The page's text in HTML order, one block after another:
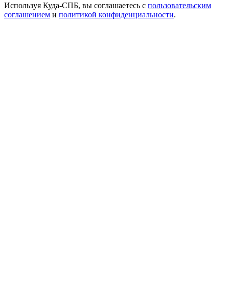
Используя Куда-СПБ, вы соглашаетесь с пользовательским
соглашением и политикой конфиденциальности.